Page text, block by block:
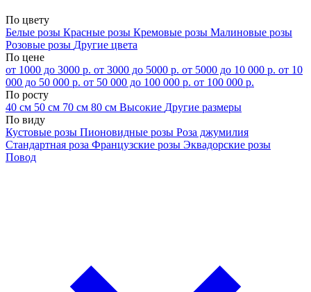
По цвету
Белые розы Красные розы Кремовые розы Малиновые розы
Розовые розы Другие цвета
По цене
от 1000 до 3000 р. от 3000 до 5000 р. от 5000 до 10 000 р. от 10
000 до 50 000 р. от 50 000 до 100 000 р. от 100 000 р.
По росту
40 см 50 см 70 см 80 см Высокие Другие размеры
По виду
Кустовые розы Пионовидные розы Роза джумилия
Стандартная роза Французские розы Эквадорские розы
Повод